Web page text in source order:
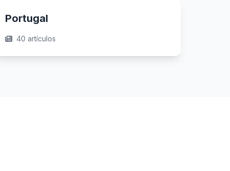
Portugal
40 artículos